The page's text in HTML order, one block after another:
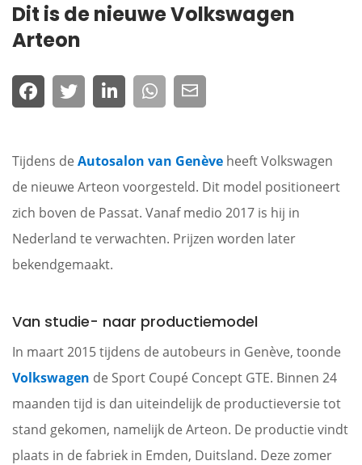
Dit is de nieuwe Volkswagen
Arteon
Tijdens de Autosalon van Genève heeft Volkswagen
de nieuwe Arteon voorgesteld. Dit model positioneert
zich boven de Passat. Vanaf medio 2017 is hij in
Nederland te verwachten. Prijzen worden later
bekendgemaakt.
Van studie- naar productiemodel
In maart 2015 tijdens de autobeurs in Genève, toonde
Volkswagen de Sport Coupé Concept GTE. Binnen 24
maanden tijd is dan uiteindelijk de productieversie tot
stand gekomen, namelijk de Arteon. De productie vindt
plaats in de fabriek in Emden, Duitsland. Deze zomer